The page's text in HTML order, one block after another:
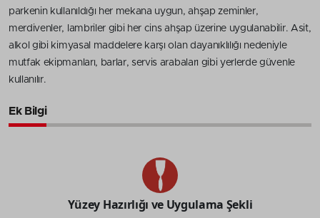
parkenin kullanıldığı her mekana uygun, ahşap zeminler,
merdivenler, lambriler gibi her cins ahşap üzerine uygulanabilir. Asit,
alkol gibi kimyasal maddelere karşı olan dayanıklılığı nedeniyle
mutfak ekipmanları, barlar, servis arabaları gibi yerlerde güvenle
kullanılır.
Ek Bilgi
Yüzey Hazırlığı ve Uygulama Şekli